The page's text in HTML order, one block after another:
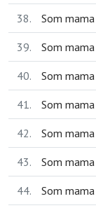
38. Som mama
39. Som mama
40. Som mama
41. Som mama
42. Som mama
43. Som mama
44. Som mama